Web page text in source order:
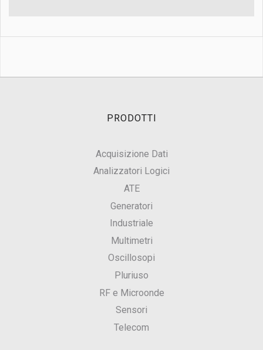
PRODOTTI
Acquisizione Dati
Analizzatori Logici
ATE
Generatori
Industriale
Multimetri
Oscillosopi
Pluriuso
RF e Microonde
Sensori
Telecom